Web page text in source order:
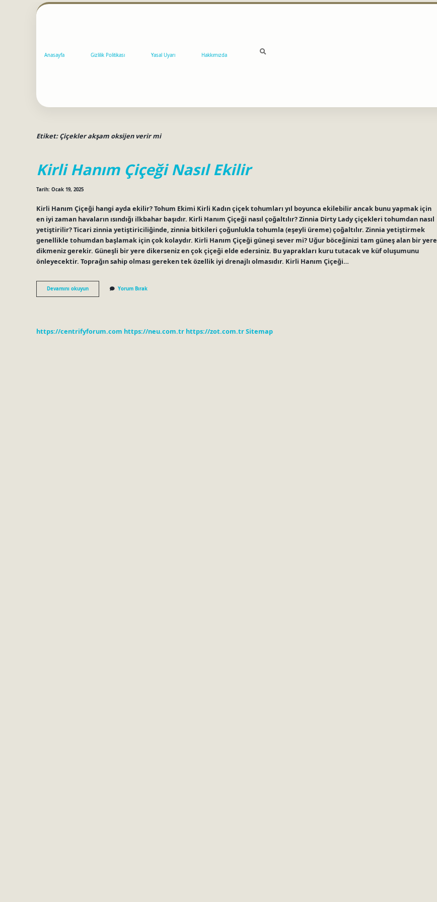
Anasayfa Gizlilik Politikası Yasal Uyarı Hakkımızda
Etiket:Çiçekler akşam oksijen verir mi
Kirli Hanım Çiçeği Nasıl Ekilir
Tarih: Ocak 19, 2025
Kirli Hanım Çiçeği hangi ayda ekilir? Tohum Ekimi Kirli Kadın çiçek tohumları yıl boyunca ekilebilir ancak bunu yapmak için
en iyi zaman havaların ısındığı ilkbahar başıdır. Kirli Hanım Çiçeği nasıl çoğaltılır? Zinnia Dirty Lady çiçekleri tohumdan nasıl
yetiştirilir? Ticari zinnia yetiştiriciliğinde, zinnia bitkileri çoğunlukla tohumla (eşeyli üreme) çoğaltılır. Zinnia yetiştirmek
genellikle tohumdan başlamak için çok kolaydır. Kirli Hanım Çiçeği güneşi sever mi? Uğur böceğinizi tam güneş alan bir yere
dikmeniz gerekir. Güneşli bir yere dikerseniz en çok çiçeği elde edersiniz. Bu yaprakları kuru tutacak ve küf oluşumunu
önleyecektir. Toprağın sahip olması gereken tek özellik iyi drenajlı olmasıdır. Kirli Hanım Çiçeği…
Devamını okuyunKirli
Hanım
Yorum Bırak
https://centrifyforum.com https://neu.com.tr https://zot.com.trSitemap